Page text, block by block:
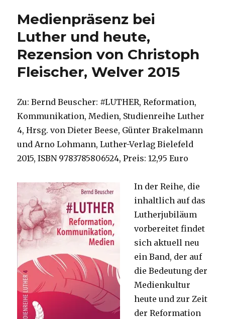
Medienpräsenz bei
Luther und heute,
Rezension von Christoph
Fleischer, Welver 2015
Zu: Bernd Beuscher: #LUTHER, Reformation,
Kommunikation, Medien, Studienreihe Luther
4, Hrsg. von Dieter Beese, Günter Brakelmann
und Arno Lohmann, Luther-Verlag Bielefeld
2015, ISBN 9783785806524, Preis: 12,95 Euro
In der Reihe, die
inhaltlich auf das
Lutherjubiläum
vorbereitet findet
sich aktuell neu
ein Band, der auf
die Bedeutung der
Medienkultur
heute und zur Zeit
der Reformation